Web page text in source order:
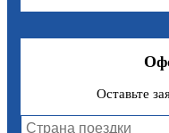
Оставьте